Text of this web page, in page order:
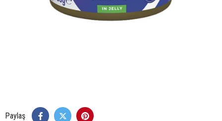
Paylaş